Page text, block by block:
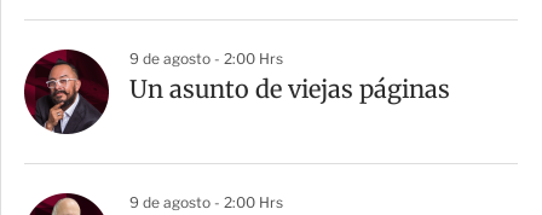
9 de agosto - 2:00 Hrs
Un asunto de viejas páginas
9 de agosto - 2:00 Hrs